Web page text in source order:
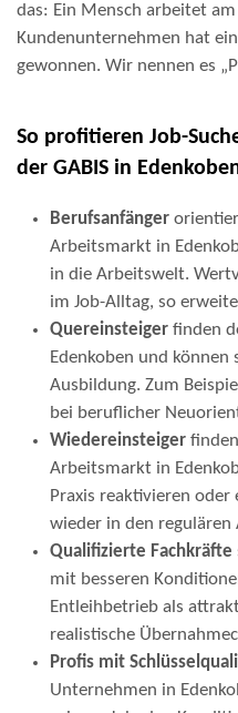
das: Ein Mensch arbeitet
Kundenunternehmen hat
gewonnen. Wir nennen es
So profitieren Job-
der GABIS in
Berufsanfänger
Arbeitsmarkt in
in die Arbeitswelt.
im Job-Alltag, so
Quereinsteiger finden
Edenkoben und
Ausbildung. Zum
bei beruflicher
Wiedereinsteiger
Arbeitsmarkt in
Praxis reaktivieren
wieder in den
Qualifizierte Fachkräfte
mit besseren
Entleihbetrieb als
realistische
Profis mit
Unternehmen in